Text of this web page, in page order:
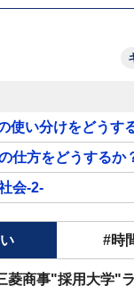
使い分けをどうす
仕方をどうするか
会-2-
#時
菱商事"採用大学"